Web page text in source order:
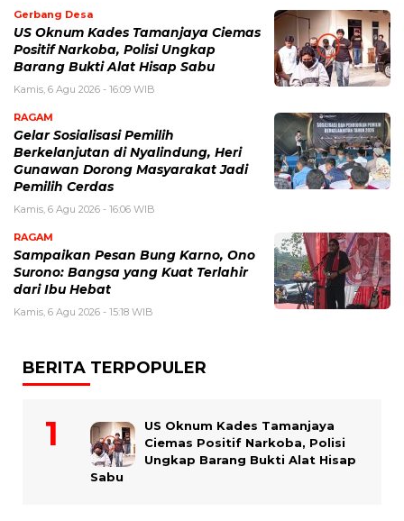
Gerbang Desa
US Oknum Kades Tamanjaya Ciemas
Positif Narkoba, Polisi Ungkap
Barang Bukti Alat Hisap Sabu
Kamis, 6 Agu 2026 - 16:09 WIB
RAGAM
Gelar Sosialisasi Pemilih
Berkelanjutan di Nyalindung, Heri
Gunawan Dorong Masyarakat Jadi
Pemilih Cerdas
Kamis, 6 Agu 2026 - 16:06 WIB
RAGAM
Sampaikan Pesan Bung Karno, Ono
Surono: Bangsa yang Kuat Terlahir
dari Ibu Hebat
Kamis, 6 Agu 2026 - 15:18 WIB
BERITA TERPOPULER
US Oknum Kades Tamanjaya
Ciemas Positif Narkoba, Polisi
Ungkap Barang Bukti Alat Hisap
Sabu